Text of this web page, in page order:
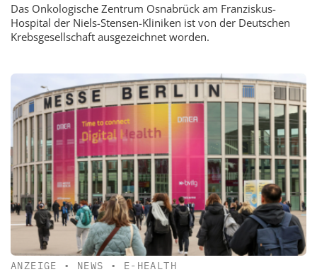
Das Onkologische Zentrum Osnabrück am Franziskus-
Hospital der Niels-Stensen-Kliniken ist von der Deutschen
Krebsgesellschaft ausgezeichnet worden.
ANZEIGE • NEWS • E-HEALTH